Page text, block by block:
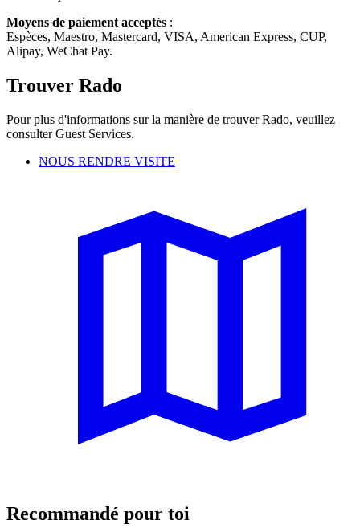
Moyens de paiement acceptés :
Espèces, Maestro, Mastercard, VISA, American Express, CUP,
Alipay, WeChat Pay.
Trouver Rado
Pour plus d'informations sur la manière de trouver Rado, veuillez
consulter Guest Services.
NOUS RENDRE VISITE
Recommandé pour toi